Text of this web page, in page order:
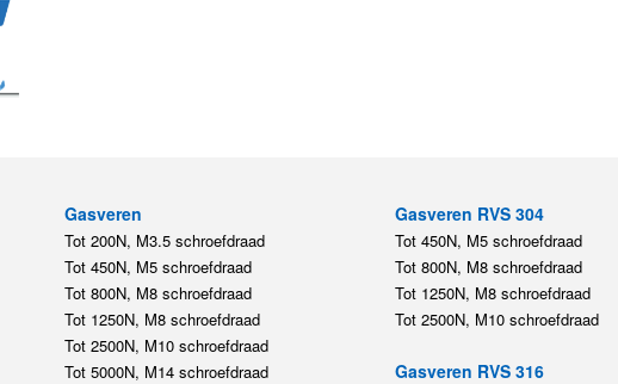
Gasveren
Tot 200N, M3.5 schroefdraad
Tot 450N, M5 schroefdraad
Tot 800N, M8 schroefdraad
Tot 1250N, M8 schroefdraad
Tot 2500N, M10 schroefdraad
Tot 5000N, M14 schroefdraad
Gasveren RVS 304
Tot 450N, M5 schroefdraad
Tot 800N, M8 schroefdraad
Tot 1250N, M8 schroefdraad
Tot 2500N, M10 schroefdraad
Gasveren RVS 316